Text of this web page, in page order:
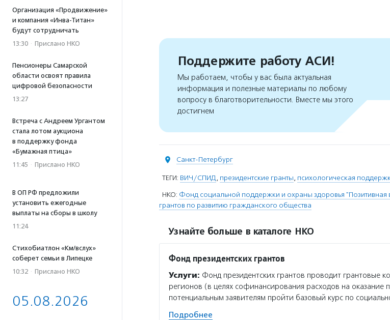
Организация «Продвижение»
и компания «Инва-Титан»
будут сотрудничать
13:30 · Прислано НКО
Пенсионеры Самарской
области освоят правила
цифровой безопасности
13:27
Встреча с Андреем Ургантом
стала лотом аукциона
в поддержку фонда
«Бумажная птица»
11:45 · Прислано НКО
В ОП РФ предложили
установить ежегодные
выплаты на сборы в школу
11:24
Стихобиатлон «Км/вслух»
соберет семьи в Липецке
10:32 · Прислано НКО
05.08.2026
Поддержите работу АСИ!
Мы работаем, чтобы у вас была актуальная
информация и полезные материалы по любому
вопросу в благотворительности. Вместе мы этого
достигнем
Санкт-Петербург
ТЕГИ: ВИЧ/СПИД, президентские гранты, психологическая
НКО: Фонд социальной поддержки и охраны здоровья "Позитивная
грантов по развитию гражданского общества
Узнайте больше в каталоге НКО
Фонд президентских грантов
Услуги: Фонд президентских грантов проводит грантовые
регионов (в целях софинансирования расходов на
потенциальным заявителям пройти базовый курс по
Подробнее